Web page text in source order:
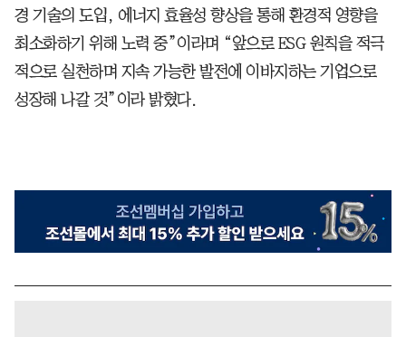
경 기술의 도입, 에너지 효율성 향상을 통해 환경적 영향을
최소화하기 위해 노력 중”이라며 “앞으로 ESG 원칙을 적극
적으로 실천하며 지속 가능한 발전에 이바지하는 기업으로
성장해 나갈 것”이라 밝혔다.